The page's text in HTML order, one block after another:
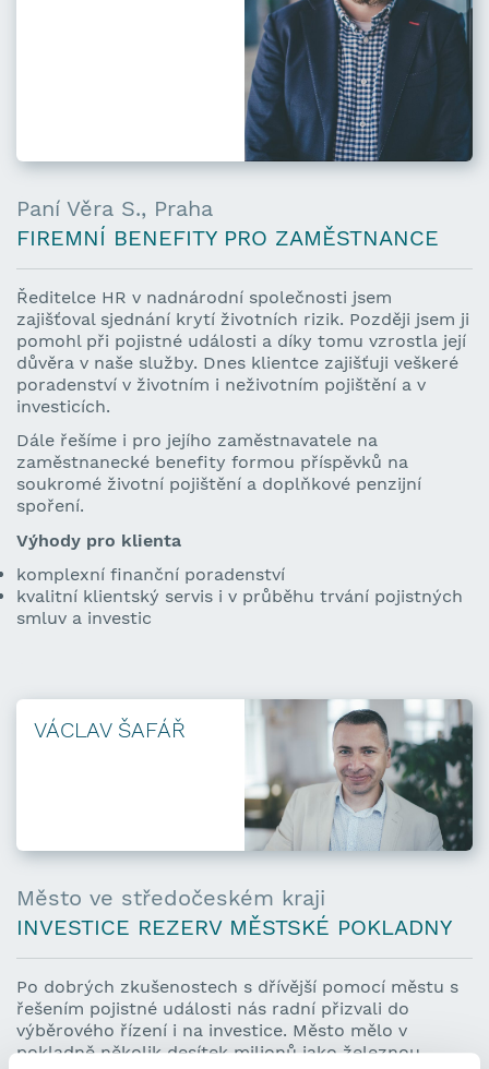
Paní Věra S., Praha
FIREMNÍ BENEFITY PRO ZAMĚSTNANCE
Ředitelce HR v nadnárodní společnosti jsem
zajišťoval sjednání krytí životních rizik. Později jsem ji
pomohl při pojistné události a díky tomu vzrostla její
důvěra v naše služby. Dnes klientce zajišťuji veškeré
poradenství v životním i neživotním pojištění a v
investicích.
Dále řešíme i pro jejího zaměstnavatele na
zaměstnanecké benefity formou příspěvků na
soukromé životní pojištění a doplňkové penzijní
spoření.
Výhody pro klienta
komplexní finanční poradenství
kvalitní klientský servis i v průběhu trvání pojistných
smluv a investic
VÁCLAV ŠAFÁŘ
Město ve středočeském kraji
INVESTICE REZERV MĚSTSKÉ POKLADNY
Po dobrých zkušenostech s dřívější pomocí městu s
řešením pojistné události nás radní přizvali do
výběrového řízení i na investice. Město mělo v
pokladně několik desítek milionů jako železnou